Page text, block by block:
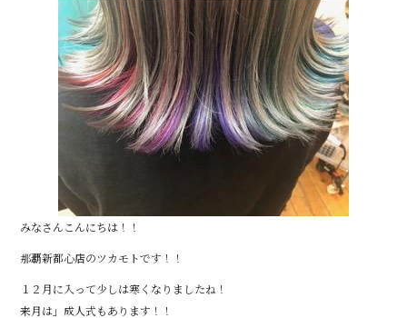
みなさんこんにちは！！
那覇新都心店のツカモトです！！
１２月に入って少しは寒くなりましたね！
来月は」成人式もあります！！